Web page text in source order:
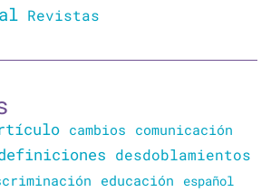
Revistas
cambios comunicación
desdoblamientos
educación
español